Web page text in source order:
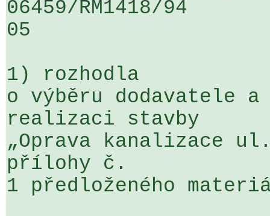
06459/RM1418/
05
1) rozhodla
o výběru dodavatele a
realizaci stavby
„Oprava kanalizace
přílohy č.
1 předloženého